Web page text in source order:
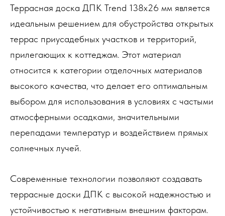
Террасная доска ДПК Trend 138х26 мм является
идеальным решением для обустройства открытых
террас приусадебных участков и территорий,
прилегающих к коттеджам. Этот материал
относится к категории отделочных материалов
высокого качества, что делает его оптимальным
выбором для использования в условиях с частыми
атмосферными осадками, значительными
перепадами температур и воздействием прямых
солнечных лучей.
Современные технологии позволяют создавать
террасные доски ДПК с высокой надежностью и
устойчивостью к негативным внешним факторам.